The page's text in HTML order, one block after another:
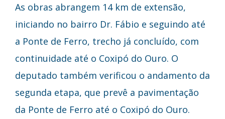
As obras abrangem 14 km de extensão,
iniciando no bairro Dr. Fábio e seguindo até
a Ponte de Ferro, trecho já concluído, com
continuidade até o Coxipó do Ouro. O
deputado também verificou o andamento da
segunda etapa, que prevê a pavimentação
da Ponte de Ferro até o Coxipó do Ouro.